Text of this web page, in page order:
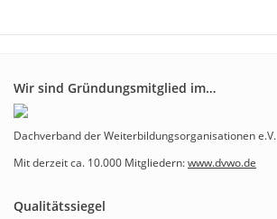
Wir sind Gründungsmitglied im…
Dachverband der Weiterbildungsorganisationen e.V.
Mit derzeit ca. 10.000 Mitgliedern:www.dvwo.de
Qualitätssiegel